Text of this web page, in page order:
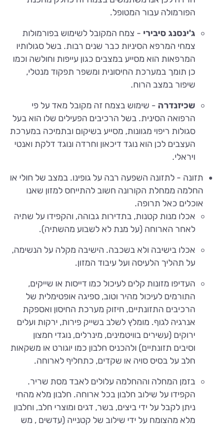
הפורמולה עבור המטופל.
ג'ינסנג סיבירי - צמח המקובל לשימוש בפורמולות
צמחי המרפא הסיניות כבר שנים רבות. בשל סגולותיו
המרפאות הוא מסייע במצבים כגון עייפות וחולשה וכמו
כן תומך במערכת החיסונית ומשפר תפקוד מנטלי,
שיפור במצב הרוח.
שכיזנדרה - שימוש בצמח זה מקובל מאד על פי
הרפואה הסינית. בשל הרכיבים הפעילים שלו הוא בעל
סגולות ריפוי מגוונות, מסייע בשיקום ובתמיכה במערכת
העצבים לכן הוא נוגד דיכאון וחרדה ונוגד דלקת ואנטי
ויראלי.
תזונה - לתזונה השפעה רבה על גופינו. במצב של חולי או
החלמה ממחלת הקורונה חשוב להתייחס למזון שאנו
אוכלים כאל תרופה.
אכלו מנות קטנות, בתדירות גבוהה, והקפידו על שתיה
לאחר הארוחה (על מנת לא לשבוע מהשתיה).
אכלו בישיבה ולא בשכבה. הישיבה מקלה על הנשימה,
על תהליך הלעיסה ועל עיבוד המזון.
העדיפו מזונות קלים לעיכול כמו דייסות או שייקים,
התורמים לעיכול מהיר וטוב, ספיגה אופטימלית של
הרכיבים התזונתיים, חיזוק מערכת החיסון ואספקת
אנרגיה לגוף. מומלץ לשלב בשייק פירות, ירקות ועלים
ירוקים (עשירים בוויטמינים, מינרלים, נוגדי חמצון
וסיבים תזונתיים) ולהכניס חלבון כמו יוגורט או משקאות
חלב על בסיס סויה או שקדים, כתחליף לארוחה.
בזמן המחלה וההחלמה עלולים לאבד מסת שריר.
הקפידו על שילוב חלבון בכל ארוחה. חלבון מלא מהחי
ניתן לקבל על ידי ביצים, בשר, דגים ומוצרי חלב, וחלבון
מלא מהצומח על ידי שילוב של קטנייה (עדשים , מש